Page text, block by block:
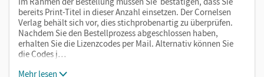
bereits Print-Titel in dieser Anzahl einsetzen. Der Cornelsen
Verlag behält sich vor, dies stichprobenartig zu überprüfen.
Nachdem Sie den Bestellprozess abgeschlossen haben,
erhalten Sie die Lizenzcodes per Mail. Alternativ können Sie
die Codes j…
Mehr lesen